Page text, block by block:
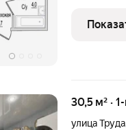
всегда
30,5 м² ·
улица Труда